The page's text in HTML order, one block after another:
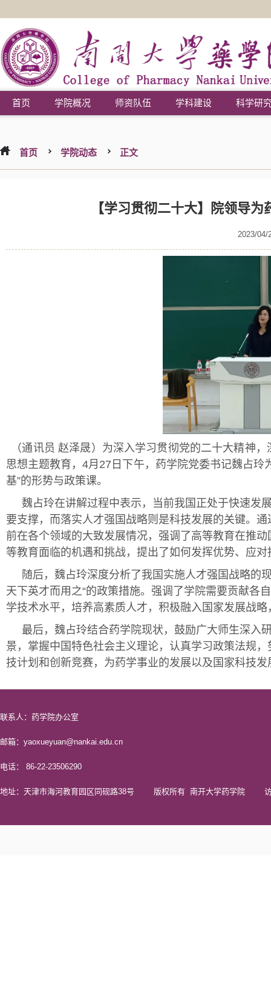
首页 学院概况 师资队伍 学科建设 科学研
首页 学院动态 正文
【学习贯彻二十大】院领导
2023/04/
（通讯员 赵泽晟）为深入学习贯彻党的二十大精神
思想主题教育，4月27日下午，药学院党委书记魏占
基”的形势与政策课。
魏占玲在讲解过程中表示，当前我国正处于快速发
要支撑，而落实人才强国战略则是科技发展的关键。
前在各个领域的大致发展情况，强调了高等教育在推
等教育面临的机遇和挑战，提出了如何发挥优势、应
随后，魏占玲深度分析了我国实施人才强国战略的
天下英才而用之“的政策措施。强调了学院需要贡献各
学技术水平，培养高素质人才，积极融入国家发展战
最后，魏占玲结合药学院现状，鼓励广大师生深入
景，掌握中国特色社会主义理论，认真学习政策法规
技计划和创新竞赛，为药学事业的发展以及国家科技发
联系人：药学院办公室
邮箱：yaoxueyuan@nankai.edu.cn
电话： 86-22-23506290
地址：天津市海河教育园区同砚路38号 版权所有 南开大学药学院 访